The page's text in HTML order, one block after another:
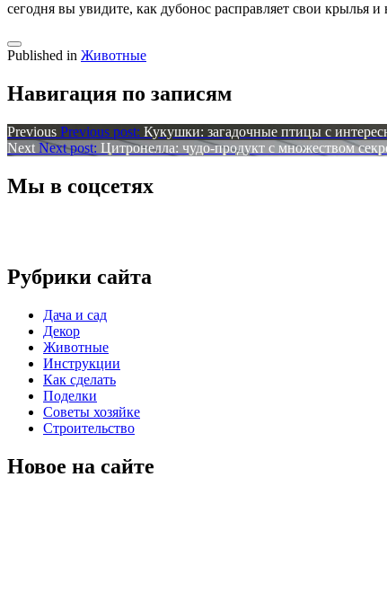
сегодня вы увидите, как дубонос расправляет свои крылья и
Published in Животные
Навигация по записям
Previous Previous post: Кукушки: загадочные птицы с
Next Next post: Цитронелла: чудо-продукт с множеством
Мы в соцсетях
Рубрики сайта
Дача и сад
Декор
Животные
Инструкции
Как сделать
Поделки
Советы хозяйке
Строительство
Новое на сайте